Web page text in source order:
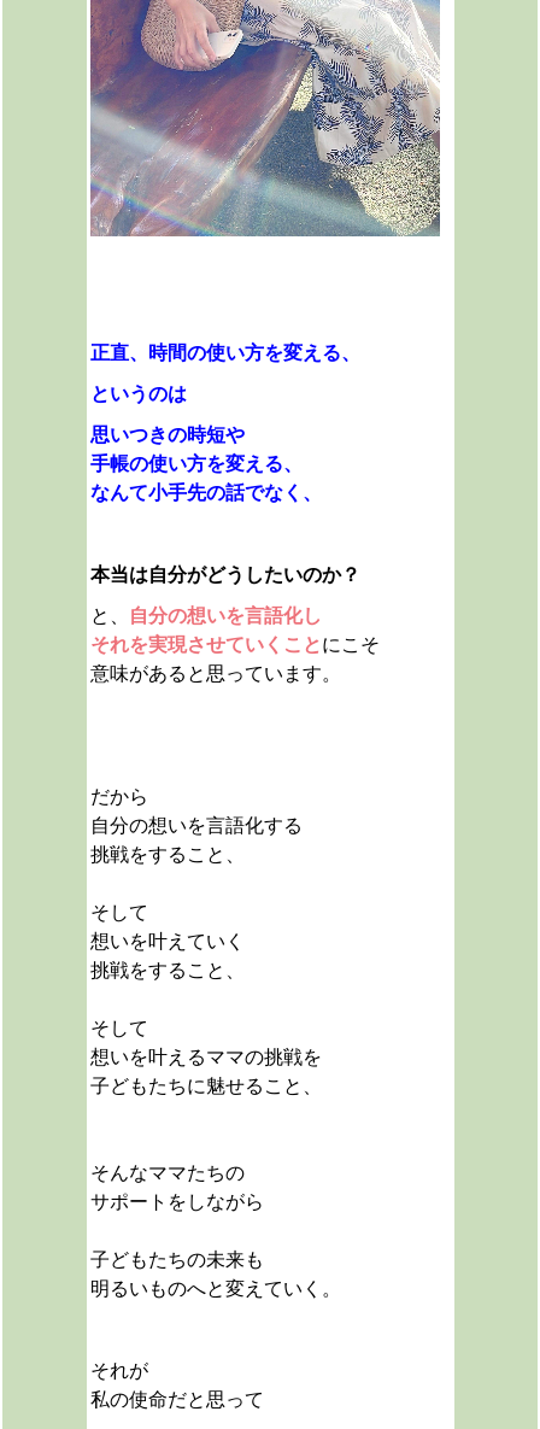
正直、
時間の使い方を変える、
というのは
思いつきの時短や
手帳の使い方を変える、
なんて小手先の話でなく、
本当は自分がどうしたいのか？
と、
自分の想いを言語化し
それを実現させていくことにこそ
意味があると思っています。
だから
自分の想いを言語化する
挑戦をすること、
そして
想いを叶えていく
挑戦をすること、
そして
想いを叶えるママの挑戦を
子どもたちに魅せること、
そんなママたちの
サポートをしながら
子どもたちの未来も
明るいものへと変えていく。
それが
私の使命だと思って